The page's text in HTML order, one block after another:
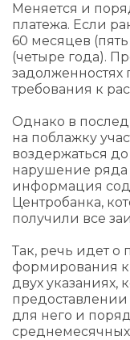
Меняется и
платежа. Если
60 месяцев
(четыре года).
задолженностях
требования к
Однако в
на поблажку
воздержаться
нарушение ряда
информация
Центробанка,
получили все
Так, речь идет
формирования
двух указаниях,
для него и